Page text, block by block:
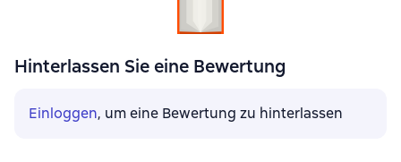
Hinterlassen Sie eine Bewertung
Einloggen, um eine Bewertung zu hinterlassen